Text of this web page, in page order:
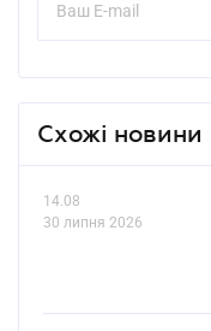
Схожі новини
14.08
30 липня 2026